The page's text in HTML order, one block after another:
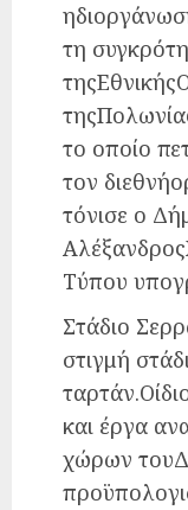
τη
το οποίο
τον
τόνισε ο
Τύπου
Στάδιο
στιγμή
και έργα
χώρων